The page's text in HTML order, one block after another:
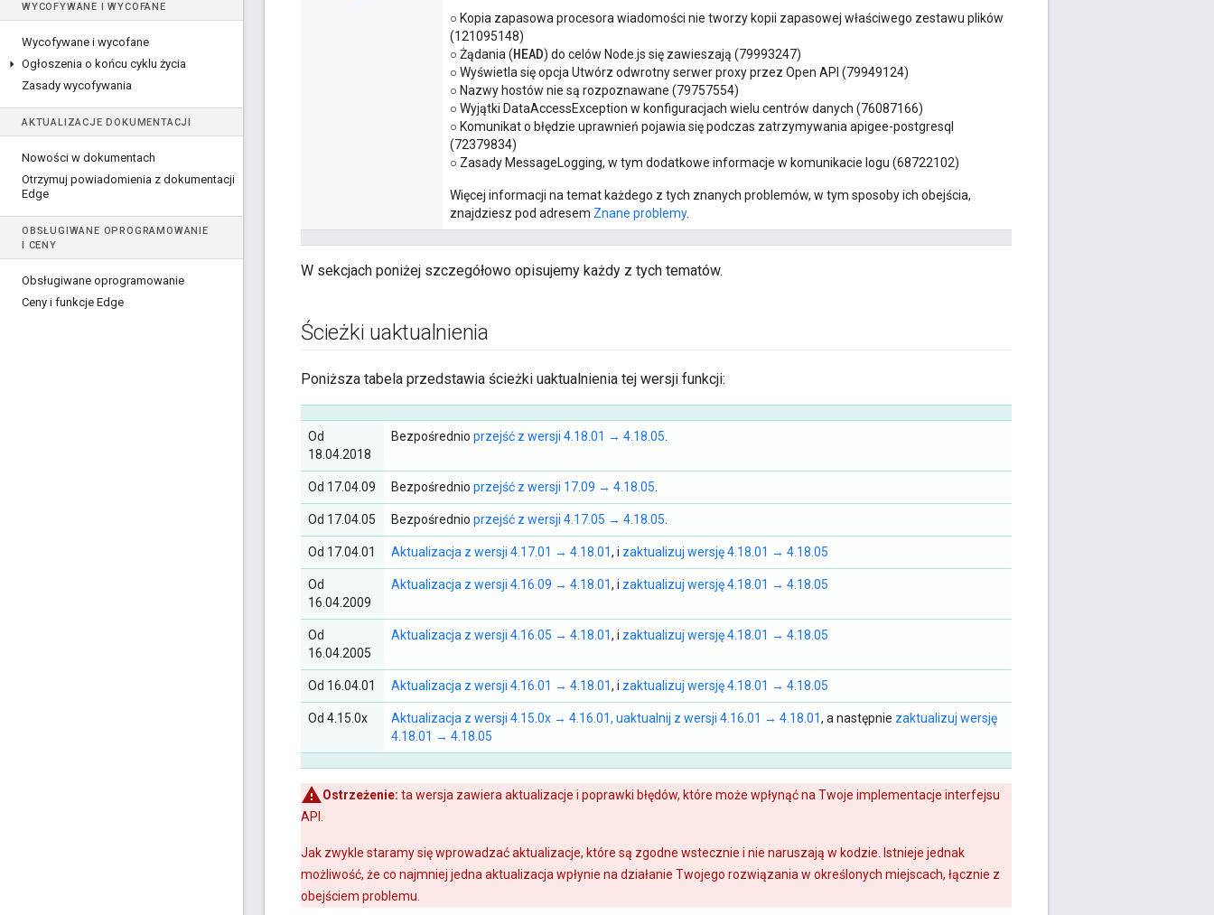
WYCOFYWANE I WYCOFANE
Wycofywane i wycofane
Ogłoszenia o końcu cyklu życia
Zasady wycofywania
AKTUALIZACJE DOKUMENTACJI
Nowości w dokumentach
Otrzymuj powiadomienia z dokumentacji
Edge
OBSŁUGIWANE OPROGRAMOWANIE
I CENY
Obsługiwane oprogramowanie
Ceny i funkcje Edge
○ Kopia zapasowa procesora wiadomości nie tworzy kopii zapasowej właściwego zestawu plików
(121095148)
○ Żądania (HEAD) do celów Node.js się zawieszają (79993247)
○ Wyświetla się opcja Utwórz odwrotny serwer proxy przez Open API (79949124)
○ Nazwy hostów nie są rozpoznawane (79757554)
○ Wyjątki DataAccessException w konfiguracjach wielu centrów danych (76087166)
○ Komunikat o błędzie uprawnień pojawia się podczas zatrzymywania apigee-postgresql
(72379834)
○ Zasady MessageLogging, w tym dodatkowe informacje w komunikacie logu (68722102)
Więcej informacji na temat każdego z tych znanych problemów, w tym sposoby ich obejścia,
znajdziesz pod adresem Znane problemy.
W sekcjach poniżej szczegółowo opisujemy każdy z tych tematów.
Ścieżki uaktualnienia
Poniższa tabela przedstawia ścieżki uaktualnienia tej wersji funkcji:
Od
18.04.2018
Bezpośrednio przejść z wersji 4.18.01 → 4.18.05
Od 17.04.09 Bezpośrednio przejść z wersji 17.09 → 4.18.05
Od 17.04.05 Bezpośrednio przejść z wersji 4.17.05 → 4.18.05
Od 17.04.01 Aktualizacja z wersji 4.17.01 → 4.18.01, i zaktualizuj wersję 4.18.01 → 4.18.05
Od
16.04.2009
Aktualizacja z wersji 4.16.09 → 4.18.01, i zaktualizuj wersję 4.18.01 → 4.18.05
Od
16.04.2005
Aktualizacja z wersji 4.16.05 → 4.18.01, i zaktualizuj wersję 4.18.01 → 4.18.05
Od 16.04.01 Aktualizacja z wersji 4.16.01 → 4.18.01, i zaktualizuj wersję 4.18.01 → 4.18.05
Od 4.15.0x Aktualizacja z wersji 4.15.0x → 4.16.01, uaktualnij z wersji 4.16.01 → 4.18.01, a następnie zaktualizuj wersję
4.18.01 → 4.18.05
Ostrzeżenie: ta wersja zawiera aktualizacje i poprawki błędów, które może wpłynąć na Twoje implementacje interfejsu
API.
Jak zwykle staramy się wprowadzać aktualizacje, które są zgodne wstecznie i nie naruszają w kodzie. Istnieje jednak
możliwość, że co najmniej jedna aktualizacja wpłynie na działanie Twojego rozwiązania w określonych miejscach, łącznie z
obejściem problemu.